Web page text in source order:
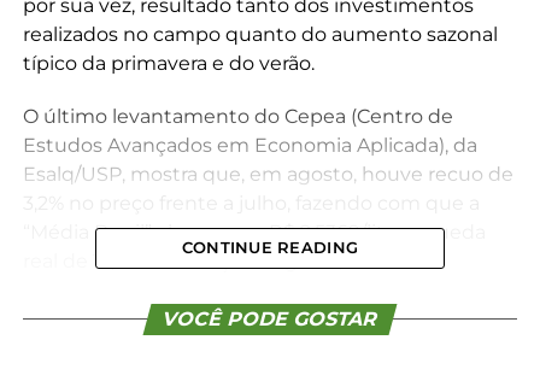
por sua vez, resultado tanto dos investimentos
realizados no campo quanto do aumento sazonal
típico da primavera e do verão.
O último levantamento do Cepea (Centro de
Estudos Avançados em Economia Aplicada), da
Esalq/USP, mostra que, em agosto, houve recuo de
“Média Brasil” chegasse a R$ 2,5369/litro – queda
real de 12,6% em relação a agosto/24
(Índice de Captação do Leite) subiu 3,3% de julho
CONTINUE READING
VOCÊ PODE GOSTAR